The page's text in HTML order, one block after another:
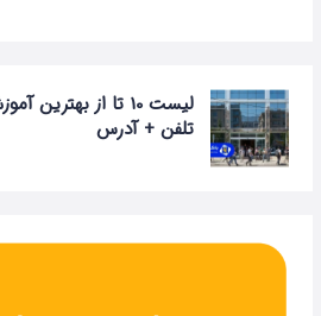
لیست 10 تا از
تلفن + آدرس